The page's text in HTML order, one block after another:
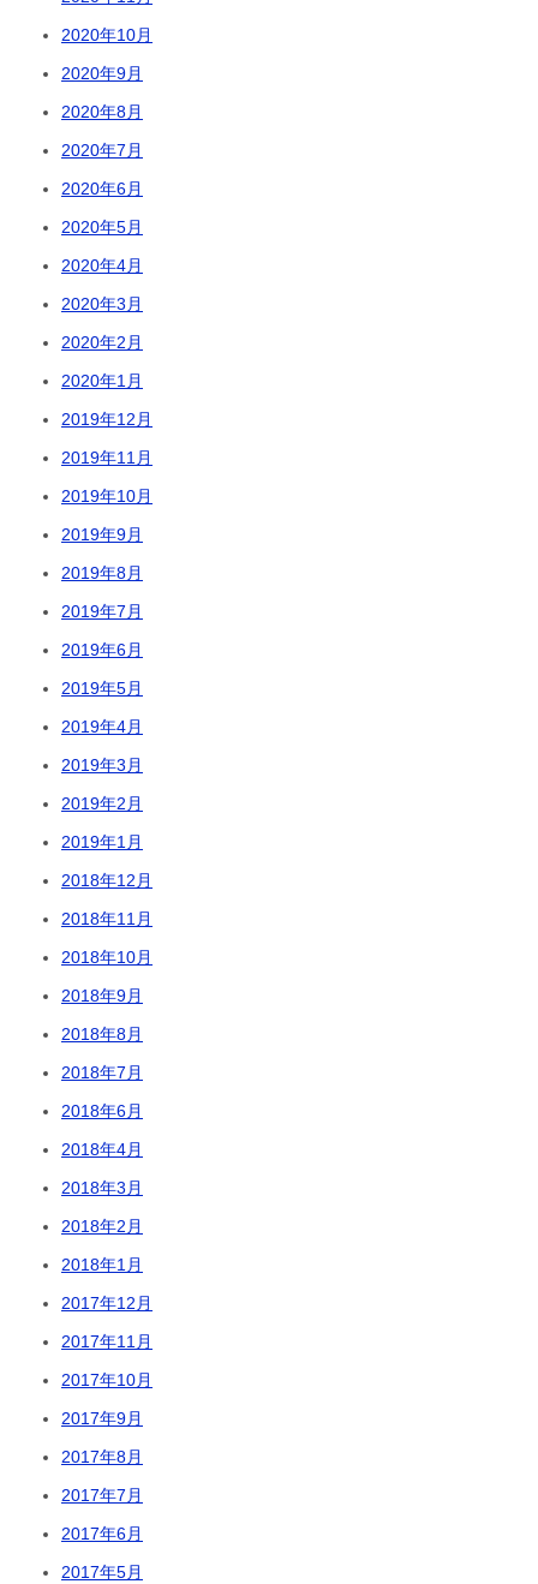
2020年10月
2020年9月
2020年8月
2020年7月
2020年6月
2020年5月
2020年4月
2020年3月
2020年2月
2020年1月
2019年12月
2019年11月
2019年10月
2019年9月
2019年8月
2019年7月
2019年6月
2019年5月
2019年4月
2019年3月
2019年2月
2019年1月
2018年12月
2018年11月
2018年10月
2018年9月
2018年8月
2018年7月
2018年6月
2018年4月
2018年3月
2018年2月
2018年1月
2017年12月
2017年11月
2017年10月
2017年9月
2017年8月
2017年7月
2017年6月
2017年5月